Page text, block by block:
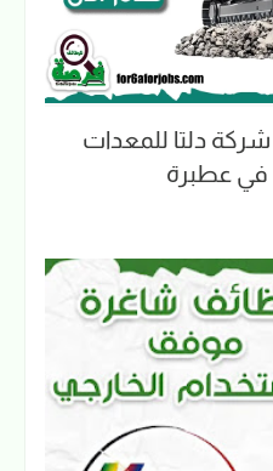
السودان 2026| شركة دلتا للمعدات
في عطبرة